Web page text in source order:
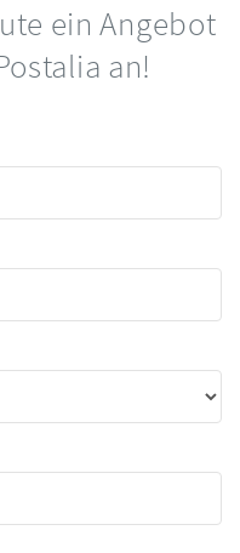
ein Angebot
an!